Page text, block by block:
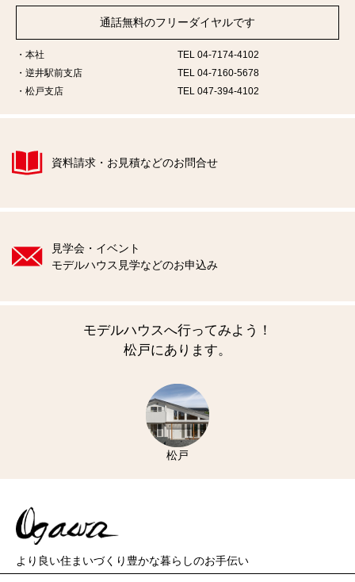
通話無料のフリーダイヤルです
本社
TEL 04-7174-4102
逆井駅前支店
TEL 04-7160-5678
松戸支店
TEL 047-394-4102
資料請求・お見積などのお問合せ
見学会・イベント
モデルハウス見学などのお申込み
モデルハウスへ行ってみよう！
松戸にあります。
松戸
より良い住まいづくり 豊かな暮らしのお手伝い